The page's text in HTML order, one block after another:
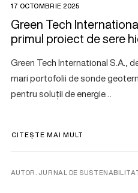
17 OCTOMBRIE 2025
Green Tech
primul proiect de sere
Green Tech International S.A.,
mari portofolii de sonde
pentru soluții de energie…
CITEȘTE MAI MULT
AUTOR. JURNAL DE